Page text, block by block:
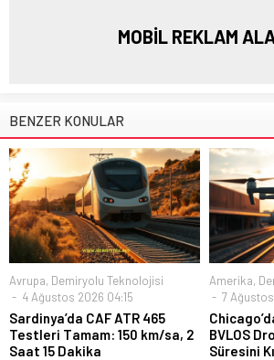
MOBİL REKLAM
BENZER KONULAR
Avrupa, Demiryolu Teknolojisi
4 Ağustos 2026 04:15
Sardinya’da CAF ATR 465
Testleri Tamam: 150 km/sa, 2
Saat 15 Dakika
Amerika,
7
BVLOS
Süresini